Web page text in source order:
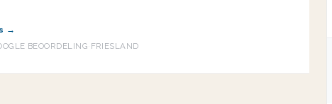
→
BEOORDELING· FRIESLAND